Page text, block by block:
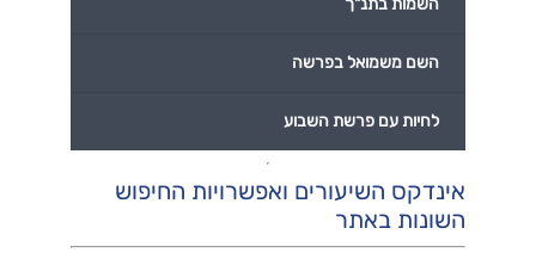
אינדקס השיעורים ואפשרויות החיפוש
השונות באתר
השמות בתנ"ך
השם משמואל בפרשה
לחיות עם פרשת השבוע